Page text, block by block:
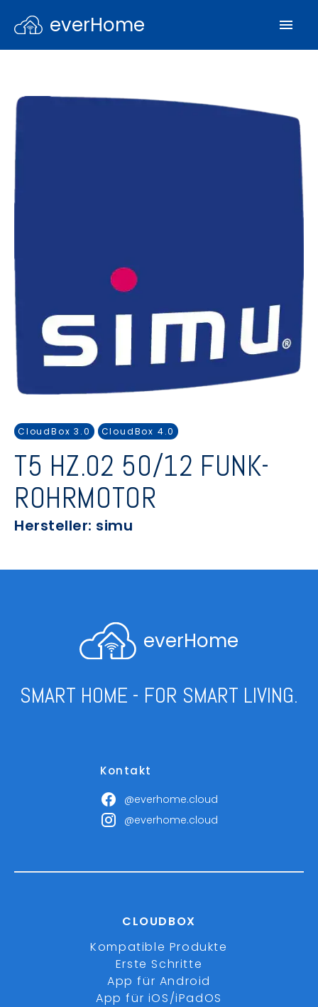
everHome
CloudBox 3.0 CloudBox 4.0
T5 HZ.02 50/12 FUNK-
ROHRMOTOR
Hersteller: simu
everHome
SMART HOME - FOR SMART LIVING.
Kontakt
@everhome.cloud
@everhome.cloud
CLOUDBOX
Kompatible Produkte
Erste Schritte
App für Android
App für iOS/iPadOS